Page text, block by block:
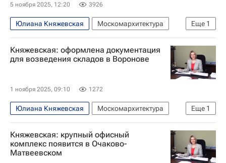
5 ноября 2025, 12:20 3926
Еще 1
Юлиана Княжевская
Москомархитектура
Москва
Княжевская: оформлена документация
для возведения складов в Воронове
1 ноября 2025, 09:10 1272
Еще 1
Юлиана Княжевская
Москомархитектура
Москва
Княжевская: крупный офисный
комплекс появится в Очаково-
Матвеевском